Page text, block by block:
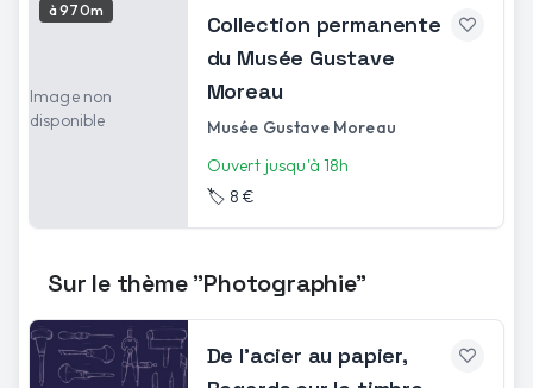
Image non
disponible
à 970m
Collection permanente
du Musée Gustave
Moreau
Musée Gustave Moreau
Ouvert jusqu'à 18h
🏷️ 8 €
Sur le thème "Photographie"
De l'acier au papier,